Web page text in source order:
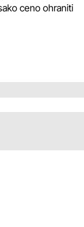
ceno ohraniti